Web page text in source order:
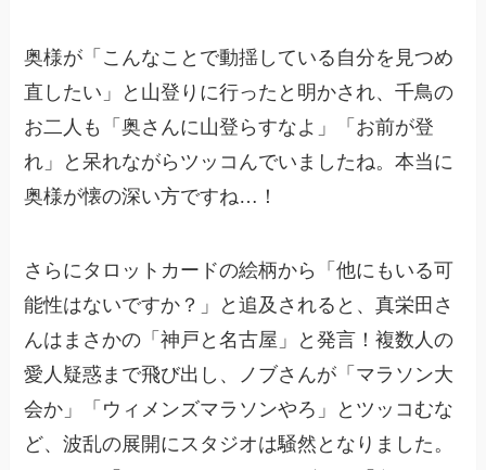
奥様が「こんなことで動揺している自分を見つめ
直したい」と山登りに行ったと明かされ、千鳥の
お二人も「奥さんに山登らすなよ」「お前が登
れ」と呆れながらツッコんでいましたね。本当に
奥様が懐の深い方ですね…！
さらにタロットカードの絵柄から「他にもいる可
能性はないですか？」と追及されると、真栄田さ
んはまさかの「神戸と名古屋」と発言！複数人の
愛人疑惑まで飛び出し、ノブさんが「マラソン大
会か」「ウィメンズマラソンやろ」とツッコむな
ど、波乱の展開にスタジオは騒然となりました。